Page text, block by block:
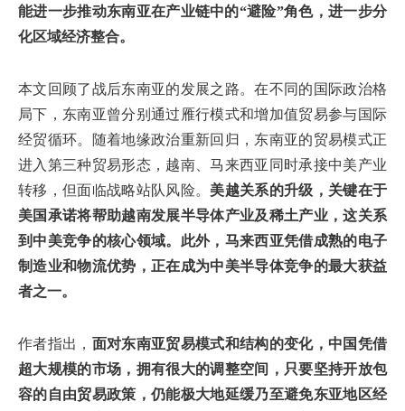
能进一步推动东南亚在产业链中的“避险”角色，进一步分
化区域经济整合。
本文回顾了战后东南亚的发展之路。在不同的国际政治格
局下，东南亚曾分别通过雁行模式和增加值贸易参与国际
经贸循环。随着地缘政治重新回归，东南亚的贸易模式正
进入第三种贸易形态，越南、马来西亚同时承接中美产业
转移，但面临战略站队风险。 美越关系的升级，关键在于
美国承诺将帮助越南发展半导体产业及稀土产业，这关系
到中美竞争的核心领域。此外，马来西亚凭借成熟的电子
制造业和物流优势，正在成为中美半导体竞争的最大获益
者之一。
作者指出， 面对东南亚贸易模式和结构的变化，中国凭借
超大规模的市场，拥有很大的调整空间，只要坚持开放包
容的自由贸易政策，仍能极大地延缓乃至避免东亚地区经